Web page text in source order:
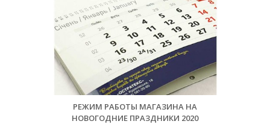
РЕЖИМ РАБОТЫ МАГАЗИНА НА
НОВОГОДНИЕ ПРАЗДНИКИ 2020